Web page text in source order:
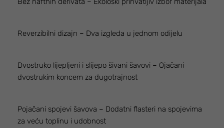
Reverzibilni dizajn – Dva izgleda u jednom odijelu
Dvostruko lijepljeni i slijepo šivani šavovi – Ojačani
dvostrukim koncem za dugotrajnost
Pojačani spojevi šavova – Dodatni flasteri na spojevima
za veću toplinu i udobnost